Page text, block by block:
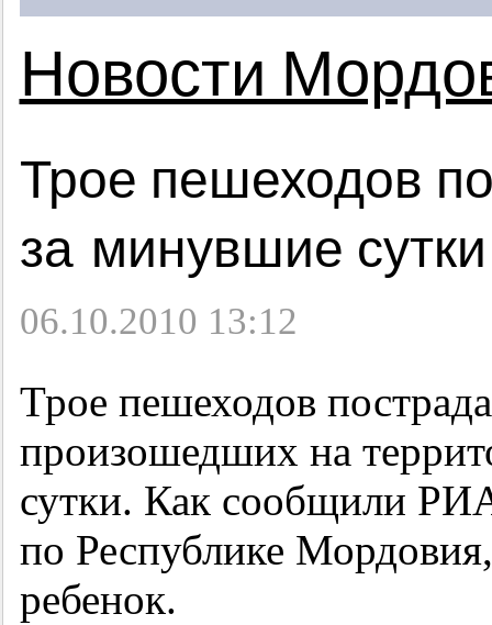
Новости
Трое пешеходов
за минувшие
06.10.2010 13:12
Трое пешеходов
произошедших на
сутки. Как сообщили
по Республике
ребенок.